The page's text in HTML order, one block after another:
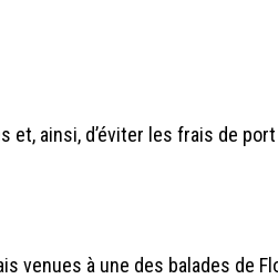
et, ainsi, d’éviter les frais de port
venues à une des balades de